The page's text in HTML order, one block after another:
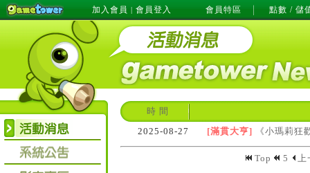
加入會員 | 會員登入 會員特區 點數 / 儲
時 間
2025-08-27
[滿貫大亨] 《小瑪莉
Top 5 上